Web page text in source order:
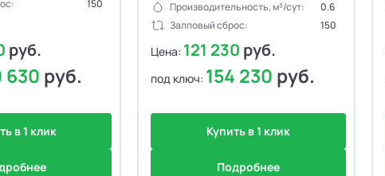
150
руб.
630 руб.
в 1 клик
Производительность, м³/сут:
0.6
Залповый сброс:
150
Цена: 121 230 руб.
под ключ: 154 230 руб.
Купить в 1 клик
Подробнее